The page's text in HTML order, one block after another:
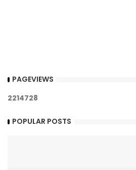
PAGEVIEWS
2214728
POPULAR POSTS